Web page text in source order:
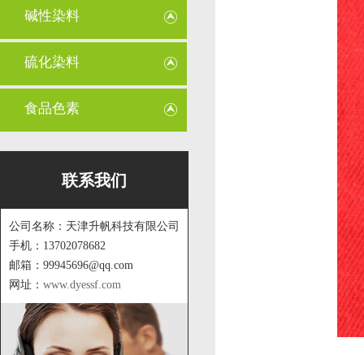
碱性染料
硫化染料
食品色素
联系我们
公司名称：天津升帆科技有限公司
手机：13702078682
邮箱：99945696@qq.com
网址： www.dyessf.com